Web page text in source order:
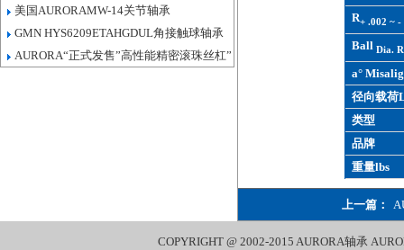
美国AURORAMW-14关节轴承
GMN HYS6209ETAHGDUL角接触球轴承
AURORA“正式发售”高性能精密滚珠丝杠”
R+ .002 ~ -
BallDia.
a°
径向载荷
类型
品牌
重量lbs
上一篇：
COPYRIGHT @ 2002-2015AURORA轴承